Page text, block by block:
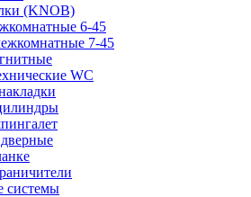
(KNOB)
6-45
7-45
WC
системы